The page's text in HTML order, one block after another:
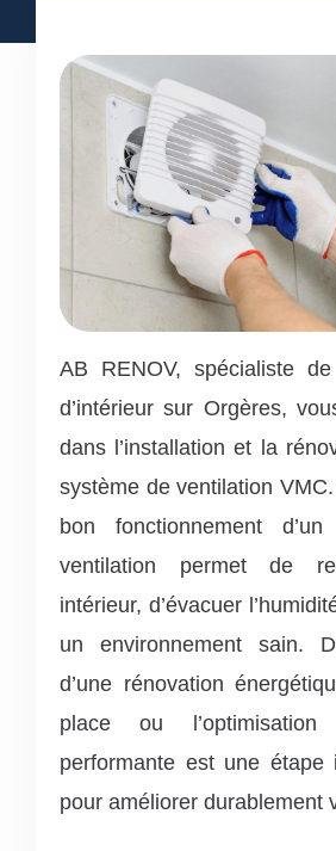
AB RENOV, spécialiste
d’intérieur sur Orgères,
dans l’installation et la
système de ventilation
bon fonctionnement
ventilation permet de
intérieur, d’évacuer
un environnement sain.
d’une rénovation
place ou l’optimisation
performante est une étape
pour améliorer durablement